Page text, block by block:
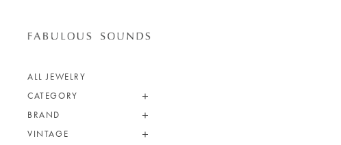
ALL JEWELRY
CATEGORY
BRAND
VINTAGE